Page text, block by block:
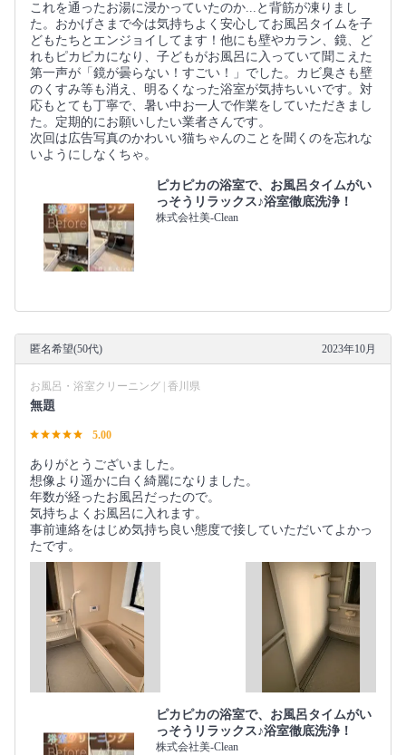
これを通ったお湯に浸かっていたのか...と背筋が凍りまし
た。おかげさまで今は気持ちよく安心してお風呂タイムを子
どもたちとエンジョイしてます！他にも壁やカラン、鏡、ど
れもピカピカになり、子どもがお風呂に入っていて聞こえた
第一声が「鏡が曇らない！すごい！」でした。カビ臭さも壁
のくすみ等も消え、明るくなった浴室が気持ちいいです。対
応もとても丁寧で、暑い中お一人で作業をしていただきまし
た。定期的にお願いしたい業者さんです。
次回は広告写真のかわいい猫ちゃんのことを聞くのを忘れな
いようにしなくちゃ。
ピカピカの浴室で、お風呂タイムがい
っそうリラックス♪浴室徹底洗浄！
株式会社美-Clean
匿名希望(50代) 2023年10月
お風呂・浴室クリーニング | 香川県
無題
5.00
ありがとうございました。
想像より遥かに白く綺麗になりました。
年数が経ったお風呂だったので。
気持ちよくお風呂に入れます。
事前連絡をはじめ気持ち良い態度で接していただいてよかっ
たです。
ピカピカの浴室で、お風呂タイムがい
っそうリラックス♪浴室徹底洗浄！
株式会社美-Clean